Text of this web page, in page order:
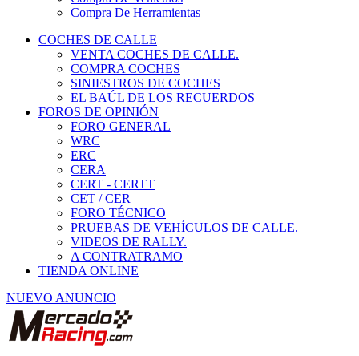
COCHES DE CALLE
VENTA COCHES DE CALLE.
COMPRA COCHES
SINIESTROS DE COCHES
EL BAÚL DE LOS RECUERDOS
FOROS DE OPINIÓN
FORO GENERAL
WRC
ERC
CERA
CERT - CERTT
CET / CER
FORO TÉCNICO
PRUEBAS DE VEHÍCULOS DE CALLE.
VIDEOS DE RALLY.
A CONTRATRAMO
TIENDA ONLINE
NUEVO ANUNCIO